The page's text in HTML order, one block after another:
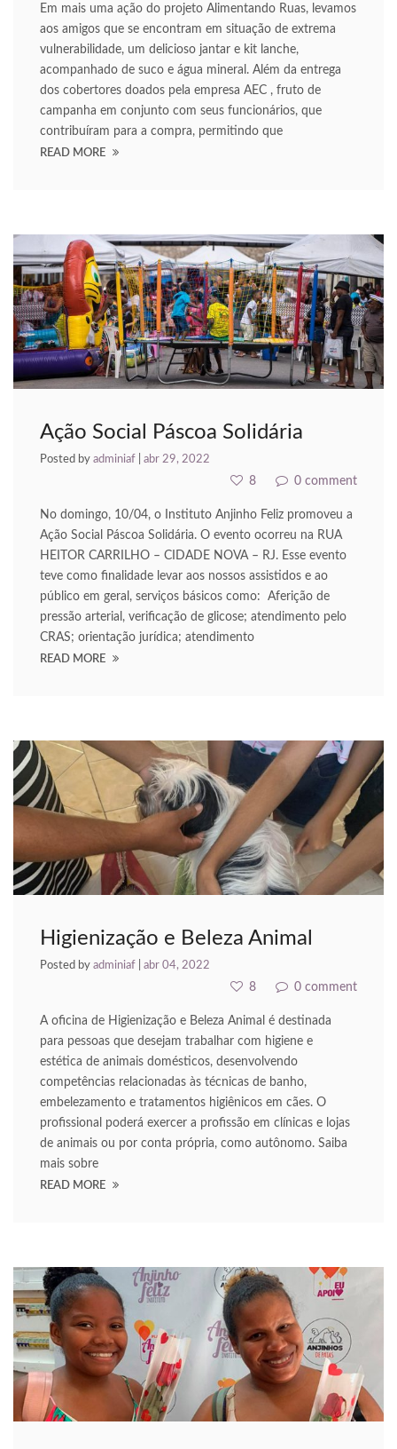
panel
panel
panel
panel
panel
panel
panel
panel
panel
panel
panel
panel
oku
satın al
giriş
bonusu
bonusu
giris
money link shortener
Em mais uma ação do projeto Alimentando Ruas, levamos
aos amigos que se encontram em situação de extrema
vulnerabilidade, um delicioso jantar e kit lanche,
acompanhado de suco e água mineral. Além da entrega
dos cobertores doados pela empresa AEC , fruto de
campanha em conjunto com seus funcionários, que
contribuíram para a compra, permitindo que
READ MORE
Ação Social Páscoa Solidária
Posted by adminiaf abr 29, 2022
8 0 comment
No domingo, 10/04, o Instituto Anjinho Feliz promoveu a
Ação Social Páscoa Solidária. O evento ocorreu na RUA
HEITOR CARRILHO – CIDADE NOVA – RJ. Esse evento
teve como finalidade levar aos nossos assistidos e ao
público em geral, serviços básicos como: Aferição de
pressão arterial, verificação de glicose; atendimento pelo
CRAS; orientação jurídica; atendimento
READ MORE
Higienização e Beleza Animal
Posted by adminiaf abr 04, 2022
8 0 comment
A oficina de Higienização e Beleza Animal é destinada
para pessoas que desejam trabalhar com higiene e
estética de animais domésticos, desenvolvendo
competências relacionadas às técnicas de banho,
embelezamento e tratamentos higiênicos em cães. O
profissional poderá exercer a profissão em clínicas e lojas
de animais ou por conta própria, como autônomo. Saiba
mais sobre
READ MORE